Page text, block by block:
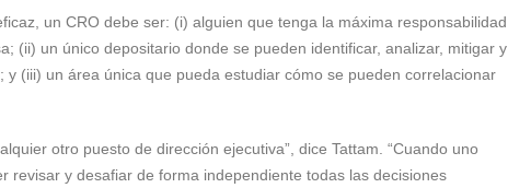
un CRO debe ser: (i) alguien que tenga la máxima responsabilidad
(ii) un único depositario donde se pueden identificar, analizar, mitigar y
(iii) un área única que pueda estudiar cómo se pueden correlacionar
otro puesto de dirección ejecutiva”, dice Tattam. “Cuando uno
y desafiar de forma independiente todas las decisiones